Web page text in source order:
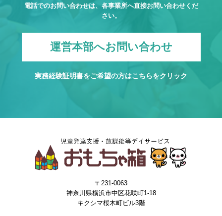
電話でのお問い合わせは、各事業所へ直接お問い合わせくだ
さい。
運営本部へお問い合わせ
実務経験証明書をご希望の方はこちらをクリック
〒231-0063
神奈川県横浜市中区花咲町1-18
キクシマ桜木町ビル3階